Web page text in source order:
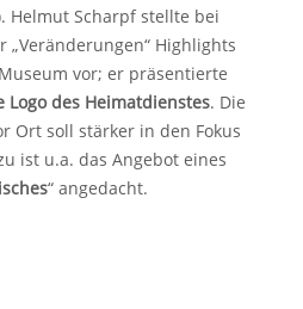
Helmut Scharpf stellte bei
„Veränderungen“ Highlights
vor; er präsentierte
Logo des Heimatdienstes. Die
Ort soll stärker in den Fokus
ist u.a. das Angebot eines
“ angedacht.